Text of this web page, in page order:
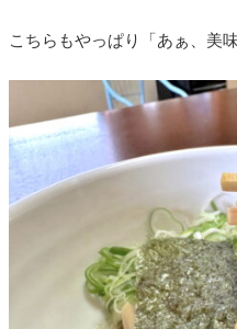
こちらもやっぱり「あぁ、美